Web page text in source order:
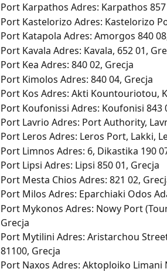
Port Karpathos Adres: Karpathos 857
Port Kastelorizo Adres: Kastelorizo
Port Katapola Adres: Amorgos 840
Port Kavala Adres: Kavala, 652 01,
Port Kea Adres: 840 02, Grecja
Port Kimolos Adres: 840 04, Grecja
Port Kos Adres: Akti Kountouriotou,
Port Koufonissi Adres: Koufonisi 843
Port Lavrio Adres: Port Authority,
Port Leros Adres: Leros Port, Lakki,
Port Limnos Adres: 6, Dikastika 190
Port Lipsi Adres: Lipsi 850 01, Grecja
Port Mesta Chios Adres: 821 02,
Port Milos Adres: Eparchiaki Odos
Port Mykonos Adres: Nowy Port
Grecja
Port Mytilini Adres: Aristarchou
81100, Grecja
Port Naxos Adres: Aktoploiko Limani